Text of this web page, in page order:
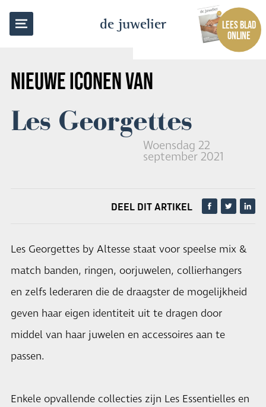
de juwelier
LEES BLAD
ONLINE
NIEUWE ICONEN VAN
Les Georgettes
Woensdag 22
september 2021
TERUG NAAR OVERZICHT
DEEL DIT ARTIKEL
Les Georgettes by Altesse staat voor speelse mix &
match banden, ringen, oorjuwelen, collierhangers
en zelfs lederaren die de draagster de mogelijkheid
geven haar eigen identiteit uit te dragen door
middel van haar juwelen en accessoires aan te
passen.
Enkele opvallende collecties zijn Les Essentielles en